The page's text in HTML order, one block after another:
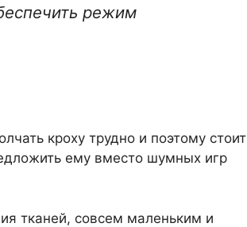
режим
кроху трудно и поэтому стоит
ему вместо шумных игр
тканей, совсем маленьким и